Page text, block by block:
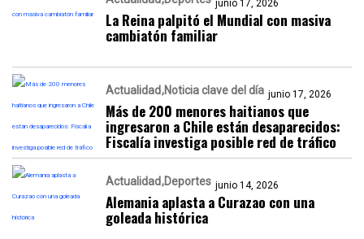
junio 17, 2026
La Reina palpitó el Mundial con masiva
cambiatón familiar
Actualidad Noticia clave del día junio 17, 2026
Más de 200 menores haitianos que
ingresaron a Chile están desaparecidos:
Fiscalía investiga posible red de tráfico
Actualidad Deportes junio 14, 2026
Alemania aplasta a Curazao con una
goleada histórica